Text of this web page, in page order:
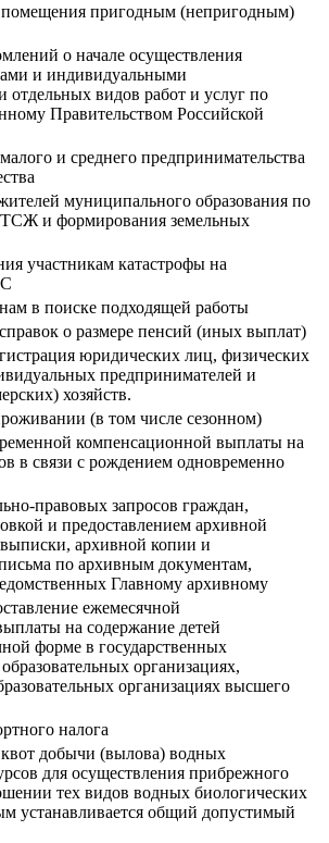
пригодным (непригодным)
о начале осуществления
и индивидуальными
отдельных видов работ и услуг по
Правительством Российской
и среднего предпринимательства
муниципального образования по
ТСЖ и формирования земельных
участникам катастрофы на
в поиске подходящей работы
о размере пенсий (иных выплат)
юридических лиц, физических
предпринимателей и
хозяйств.
(в том числе сезонном)
компенсационной выплаты на
в связи с рождением одновременно
правовых запросов граждан,
и предоставлением архивной
архивной копии и
по архивным документам,
Главному архивному
ежемесячной
на содержание детей
форме в государственных
организациях,
организациях высшего
налога
добычи (вылова) водных
для осуществления прибрежного
тех видов водных биологических
устанавливается общий допустимый